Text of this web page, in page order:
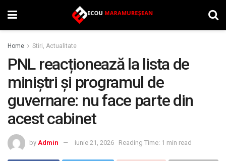
Home Stiri, Actualitate
PNL reacționează la lista de
miniștri și programul de
guvernare: nu face parte din
acest cabinet
by Admin iunie 21, 2026 Reading Time: 1 min read